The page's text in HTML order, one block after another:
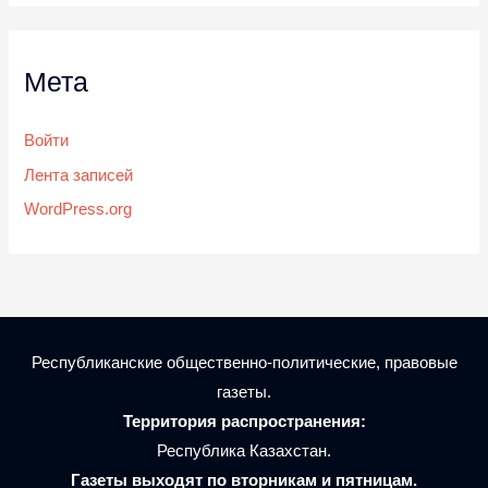
Мета
Войти
Лента записей
WordPress.org
Республиканские общественно-политические, правовые
газеты.
Территория распространения:
Республика Казахстан.
Газеты выходят по вторникам и пятницам.